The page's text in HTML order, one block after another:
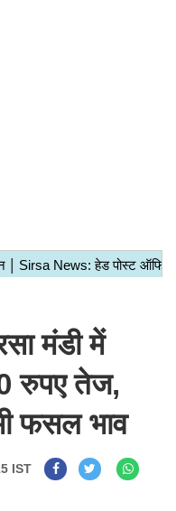
मंडी में
रुपए तेज,
फसल भाव
IST